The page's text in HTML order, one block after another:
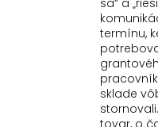
sa“ a
termínu,
sklade